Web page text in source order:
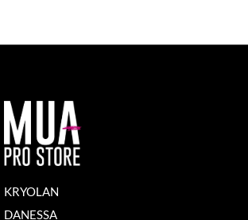
KRYOLAN
DANESSA